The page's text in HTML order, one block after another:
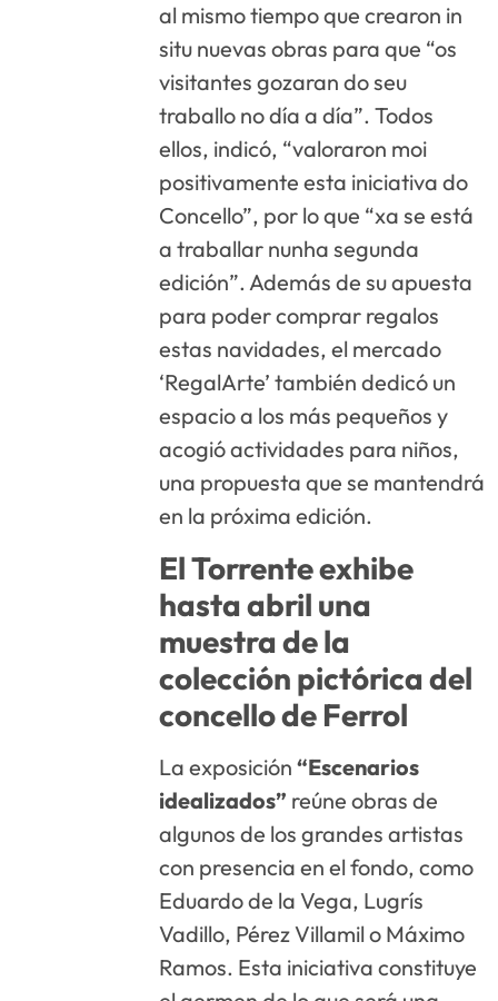
al mismo tiempo que crearon in
situ nuevas obras para que “os
visitantes gozaran do seu
traballo no día a día”. Todos
ellos, indicó, “valoraron moi
positivamente esta iniciativa do
Concello”, por lo que “xa se está
a traballar nunha segunda
edición”. Además de su apuesta
para poder comprar regalos
estas navidades, el mercado
‘RegalArte’ también dedicó un
espacio a los más pequeños y
acogió actividades para niños,
una propuesta que se mantendrá
en la próxima edición.
El Torrente exhibe
hasta abril una
muestra de la
colección pictórica del
concello de Ferrol
La exposición “Escenarios
idealizados” reúne obras de
algunos de los grandes artistas
con presencia en el fondo, como
Eduardo de la Vega, Lugrís
Vadillo, Pérez Villamil o Máximo
Ramos. Esta iniciativa constituye